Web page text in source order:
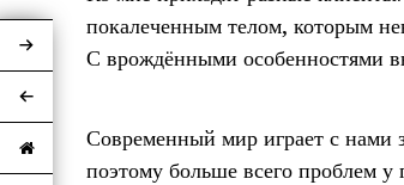
покалеченным телом, которым
С врождёнными особенностями
Современный мир играет с
поэтому больше всего проблем у